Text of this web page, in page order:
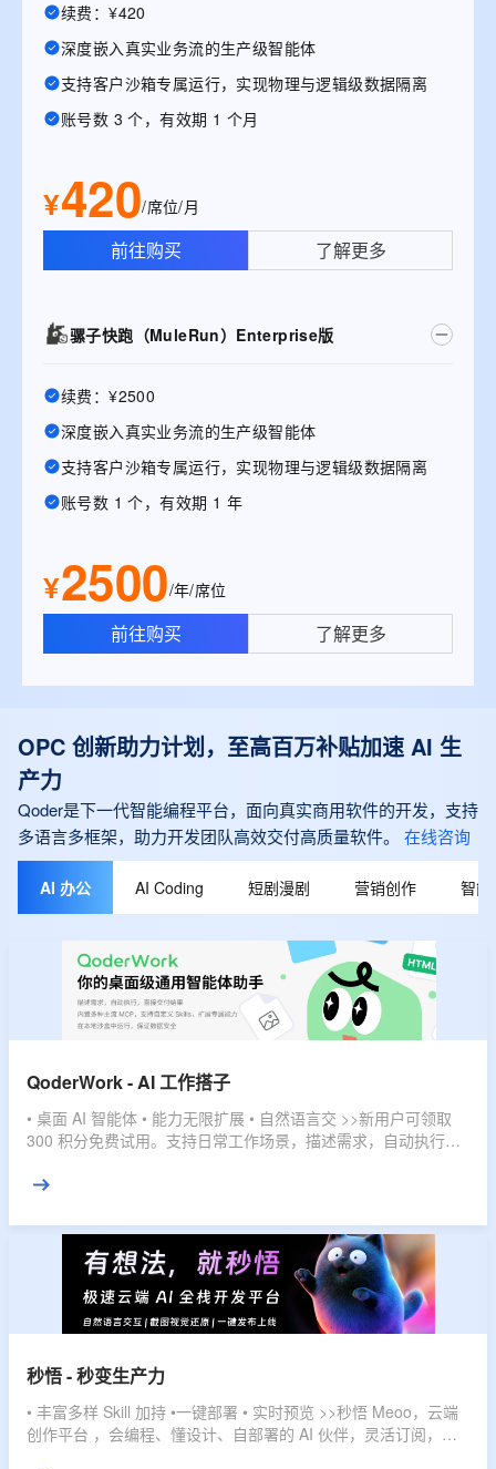
续费：¥420
深度嵌入真实业务流的生产级智能体
支持客户沙箱专属运行，实现物理与逻辑级数据隔离
账号数 3 个，有效期 1 个月
¥420/席位/月
前往购买 了解更多
骡子快跑（MuleRun）Enterprise版
续费：¥2500
深度嵌入真实业务流的生产级智能体
支持客户沙箱专属运行，实现物理与逻辑级数据隔离
账号数 1 个，有效期 1 年
¥2500/年/席位
前往购买 了解更多
OPC 创新助力计划，至高百万补贴加速 AI 生
产力
Qoder是下一代智能编程平台，面向真实商用软件的开发，支持
多语言多框架，助力开发团队高效交付高质量软件。
在线咨询
AI 办公 AI Coding 短剧漫剧 营销创作 智能
QoderWork - AI 工作搭子
• 桌面 AI 智能体 • 能力无限扩展 • 自然语言交 >>新用户可领取
300 积分免费试用。支持日常工作场景，描述需求，自动执行，
秒悟 - 秒变生产力
• 丰富多样 Skill 加持 •一键部署 • 实时预览 >>秒悟 Meoo，云端
创作平台 ，会编程、懂设计、自部署的 AI 伙伴，灵活订阅，多